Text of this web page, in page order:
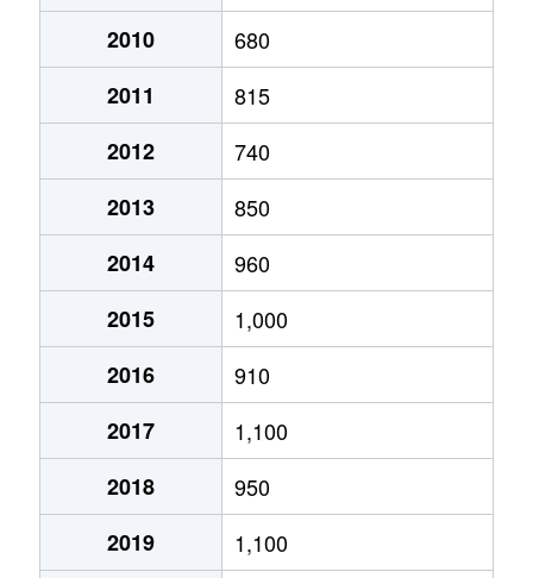
あいの里２条
650万円
あいの里２条
550万円
あいの里２条
200万円
あいの里２条
210万円
あいの里２条
320万円
あいの里２条
100万円
あいの里２条
550万円
あいの里２条
1,600万円
あいの里２条
1,500万円
あいの里２条
100万円
2010
680
2011
815
2012
740
2013
850
2014
960
2015
1,000
2016
910
2017
1,100
2018
950
2019
1,100